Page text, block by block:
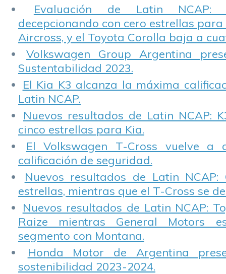
Evaluación de Latin NCAP:
decepcionando con cero estrellas para
Aircross, y el Toyota Corolla baja a
Volkswagen Group Argentina
Sustentabilidad 2023.
El Kia K3 alcanza la máxima
Latin NCAP.
Nuevos resultados de Latin NCAP:
cinco estrellas para Kia.
El Volkswagen T-Cross vuelve a
calificación de seguridad.
Nuevos resultados de Latin NCAP:
estrellas, mientras que el T-Cross se
Nuevos resultados de Latin NCAP:
Raize mientras General Motors
segmento con Montana.
Honda Motor de Argentina
sostenibilidad 2023-2024.